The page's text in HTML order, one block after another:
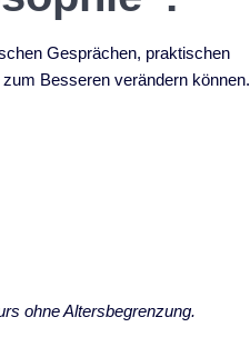
Gesprächen, praktischen
Besseren verändern können.
ohne Altersbegrenzung.